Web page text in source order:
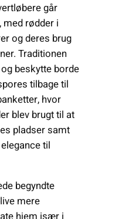
går
med rødder i
og deres brug
Traditionen
beskytte borde
tilbage til
hvor
blev brugt til at
pladser samt
til
begyndte
mere